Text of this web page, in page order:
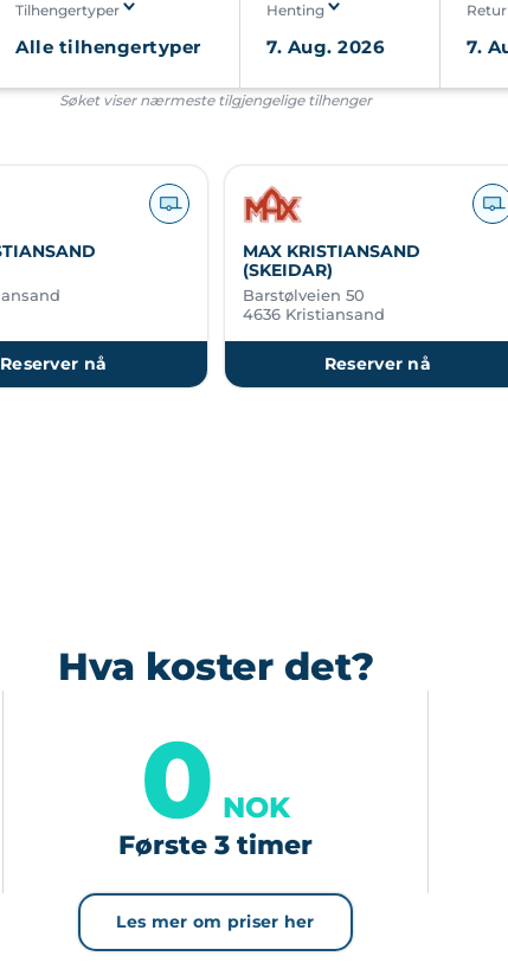
Tilhengertyper Henting Retur
Søket viser nærmeste tilgjengelige tilhenger
Reserver nå
MAX KRISTIANSAND
(SKEIDAR)
Barstølveien 50
4636 Kristiansand
Reserver nå
Hva koster det?
0 NOK
Første 3 timer
Les mer om priser her